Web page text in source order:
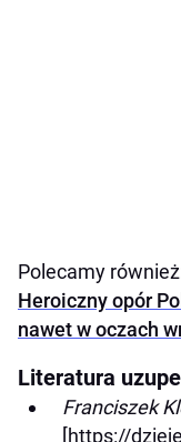
Polecamy
Heroiczny opór
nawet w oczach
Literatura
Franciszek
[https://